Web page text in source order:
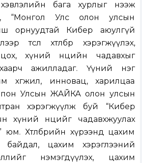
бага хурлыг нээж
“Монгол Улс олон улсын
орнуудтай Кибер аюулгүй
төсөл хөтөлбөр хэрэгжүүлэх,
хүний нөөцийн чадавхыг
ажилладаг. Үүний нэг
хөгжил, инновац, харилцаа
Улсын ЖАЙКА олон улсын
хэрэгжүүлж буй “Кибер
хүний нөөцийг чадавхжуулах
юм. Хөтөлбөрийн хүрээнд цахим
цахим хэрэглээний
нэмэгдүүлэх, цахим